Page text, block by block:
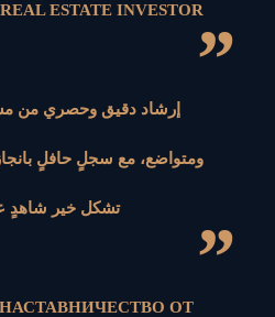
ESTATE INVESTOR
”
إرشاد دقيق وحصري من
ومتواضع، مع سجلٍ حافلٍ
تشكل خير شاهدٍ
”
ОТ